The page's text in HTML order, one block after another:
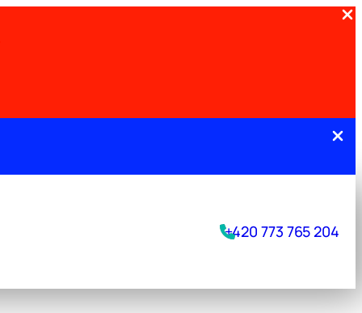
+420 773 765 204